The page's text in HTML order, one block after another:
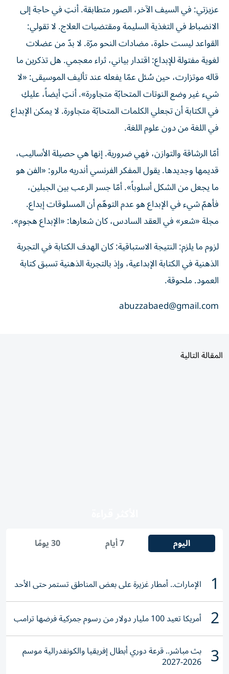
عزيزتي: في السيف الآخر، الصور متطابقة. أنتِ في حاجة إلى
الانضباط في التغذية السليمة ومقتضيات العلاج. لا تقولي:
القواعد ليست حلوة، مضادات النحو مرّة. لا بدّ من عضلات
لغوية مفتولة للإبداع: اقتدار بياني، ثراء معجمي. هل تذكرين ما
قاله موتزارت، حين سُئل عمّا يفعله عند تأليف الموسيقى: «لا
شيء غير وضع النوتات المتحابّة متجاورة». أنتِ أيضاً، عليكِ
في الكتابة أن تجعلي الكلمات المتحابّة متجاورة. لا يمكن الإبداع
في اللغة من دون علوم اللغة.
أمّا الرشاقة والتوازن، فهي ضرورية. إنها هي حصيلة الأساليب،
قديمها وجديدها. يقول المفكر الفرنسي أندريه مالرو: «الفن هو
ما يجعل من الشكل أسلوباً». أمّا جسر الرعب بين الجبلين،
فأهمّ شيء في الإبداع هو عدم التوهّم أن المسلوقات إبداع.
مجلة «شعر» في العقد السادس، كان شعارها: «الإبداع هجوم».
لزوم ما يلزم: النتيجة الاستباقية: كان الهدف الكتابة في التجربة
الذهنية في الكتابة الإبداعية، وإذ بالتجربة الذهنية تسبق كتابة
العمود. ملحوقة.
abuzzabaed@gmail.com
المقالة التالية
اليوم 7 أيام 30 يومًا
1 الإمارات.. أمطار غزيرة على بعض المناطق تستمر حتى الأحد
2 أمريكا تعيد 100 مليار دولار من رسوم جمركية فرضها ترامب
3 بث مباشر.. قرعة دوري أبطال إفريقيا والكونفدرالية موسم
2026-2027